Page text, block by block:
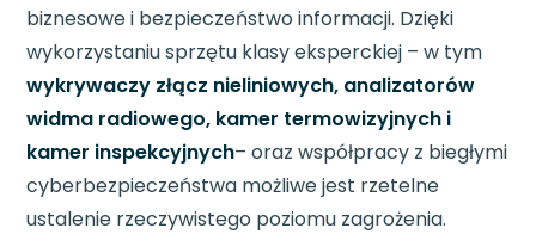
biznesowe i bezpieczeństwo informacji. Dzięki
wykorzystaniu sprzętu klasy eksperckiej – w tym
wykrywaczy złącz nieliniowych, analizatorów
widma radiowego, kamer termowizyjnych i
kamer inspekcyjnych– oraz współpracy z biegłymi
cyberbezpieczeństwa możliwe jest rzetelne
ustalenie rzeczywistego poziomu zagrożenia.